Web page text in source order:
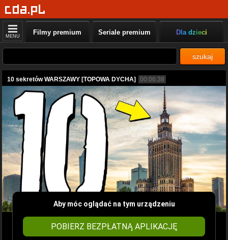
MENU Filmy premium Seriale premium Dla dzieci
szukaj
10 sekretów WARSZAWY [TOPOWA DYCHA] 00:06:38
Aby móc oglądać na tym urządzeniu
POBIERZ BEZPŁATNĄ APLIKACJĘ